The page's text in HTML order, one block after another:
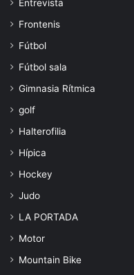
Entrevista
Frontenis
Fútbol
Fútbol sala
Gimnasia Rítmica
golf
Halterofilia
Hípica
Hockey
Judo
LA PORTADA
Motor
Mountain Bike